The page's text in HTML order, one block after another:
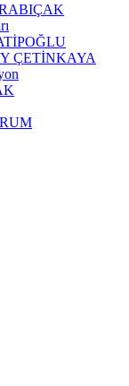
ÇETİNKAYA